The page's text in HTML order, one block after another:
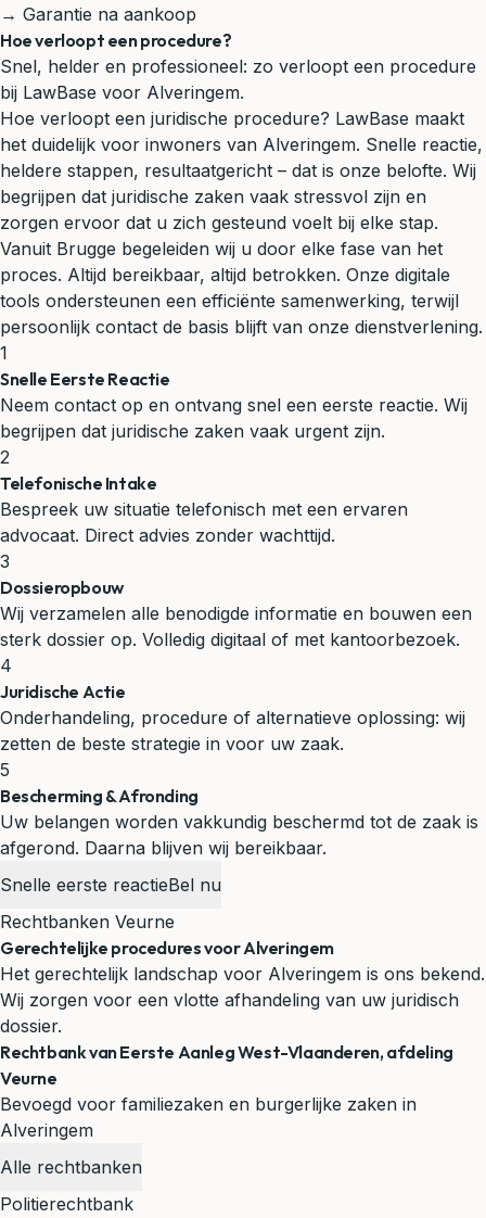
→ Garantie na aankoop
Hoe verloopt een procedure?
Snel, helder en professioneel: zo verloopt een procedure
bij LawBase voor Alveringem.
Hoe verloopt een juridische procedure? LawBase maakt
het duidelijk voor inwoners van Alveringem. Snelle reactie,
heldere stappen, resultaatgericht – dat is onze belofte. Wij
begrijpen dat juridische zaken vaak stressvol zijn en
zorgen ervoor dat u zich gesteund voelt bij elke stap.
Vanuit Brugge begeleiden wij u door elke fase van het
proces. Altijd bereikbaar, altijd betrokken. Onze digitale
tools ondersteunen een efficiënte samenwerking, terwijl
persoonlijk contact de basis blijft van onze dienstverlening.
1
Snelle Eerste Reactie
Neem contact op en ontvang snel een eerste reactie. Wij
begrijpen dat juridische zaken vaak urgent zijn.
2
Telefonische Intake
Bespreek uw situatie telefonisch met een ervaren
advocaat. Direct advies zonder wachttijd.
3
Dossieropbouw
Wij verzamelen alle benodigde informatie en bouwen een
sterk dossier op. Volledig digitaal of met kantoorbezoek.
4
Juridische Actie
Onderhandeling, procedure of alternatieve oplossing: wij
zetten de beste strategie in voor uw zaak.
5
Bescherming & Afronding
Uw belangen worden vakkundig beschermd tot de zaak is
afgerond. Daarna blijven wij bereikbaar.
Snelle eerste reactieBel nu
Rechtbanken Veurne
Gerechtelijke procedures voor Alveringem
Het gerechtelijk landschap voor Alveringem is ons bekend.
Wij zorgen voor een vlotte afhandeling van uw juridisch
dossier.
Rechtbank van Eerste Aanleg West-Vlaanderen, afdeling
Veurne
Bevoegd voor familiezaken en burgerlijke zaken in
Alveringem
Alle rechtbanken
Politierechtbank